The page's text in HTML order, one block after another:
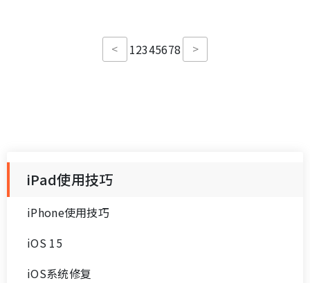
< 12345678 >
iPad使用技巧
iPhone使用技巧
iOS 15
iOS系统修复